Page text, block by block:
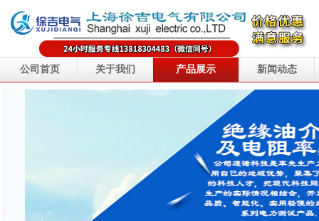
公司首页 关于我们 产品展示 新闻动态